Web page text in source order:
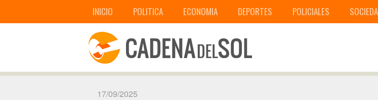
INICIO POLITICA ECONOMIA DEPORTES POLICIALES
17/09/2025